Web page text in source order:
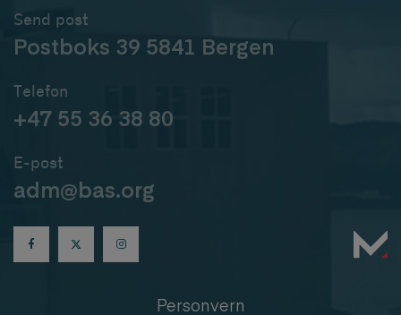
Send post
Postboks 39 5841 Bergen
Telefon
+47 55 36 38 80
E-post
adm@bas.org
Personvern